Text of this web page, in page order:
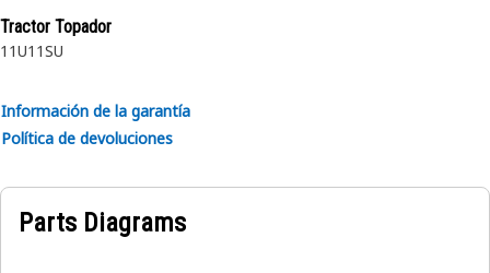
Tractor Topador
11U11SU
Información de la garantía
Política de devoluciones
Parts Diagrams